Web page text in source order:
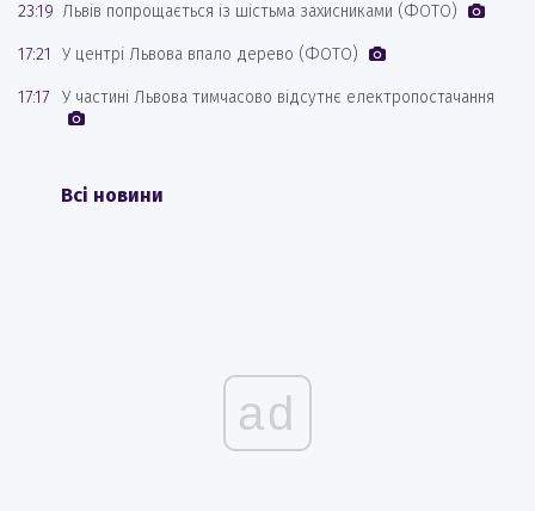
23:19 Львів попрощається із шістьма захисниками (ФОТО)
17:21 У центрі Львова впало дерево (ФОТО)
17:17 У частині Львова тимчасово відсутнє електропостачання
Всі новини
ad